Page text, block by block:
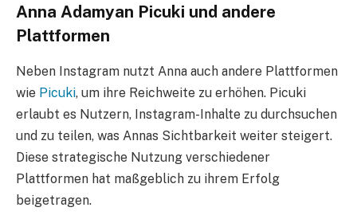
Anna Adamyan Picuki und andere
Plattformen
Neben Instagram nutzt Anna auch andere Plattformen
wie Picuki, um ihre Reichweite zu erhöhen. Picuki
erlaubt es Nutzern, Instagram-Inhalte zu durchsuchen
und zu teilen, was Annas Sichtbarkeit weiter steigert.
Diese strategische Nutzung verschiedener
Plattformen hat maßgeblich zu ihrem Erfolg
beigetragen.